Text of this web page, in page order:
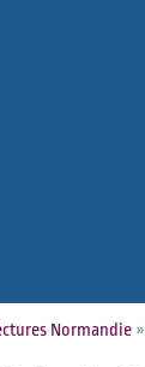
Normandie»